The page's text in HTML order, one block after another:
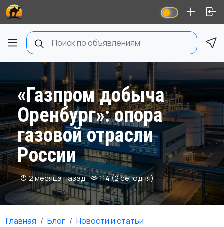
«Газпром добыча
Оренбург»: опора
газовой отрасли
России
2 месяца назад 114 (2 сегодня)
Главная Блог
Новости и статьи